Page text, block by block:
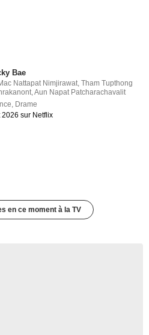
Bae
Nattapat Nimjirawat,Tham Tupthong
,Aun Napat Patcharachavalit
, Drame
2026 sur Netflix
en ce moment à la TV